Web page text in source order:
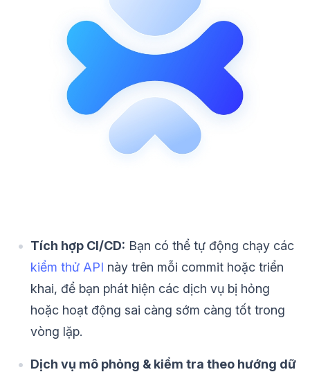
Tích hợp CI/CD: Bạn có thể tự động chạy các
kiểm thử API này trên mỗi commit hoặc triển
khai, để bạn phát hiện các dịch vụ bị hỏng
hoặc hoạt động sai càng sớm càng tốt trong
vòng lặp.
Dịch vụ mô phỏng & kiểm tra theo hướng dữ